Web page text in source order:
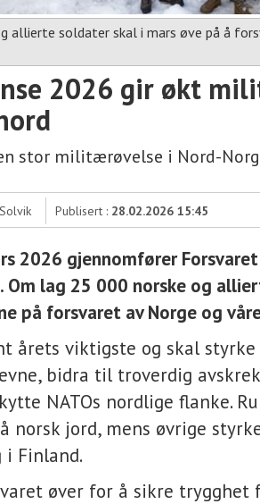
allierte soldater skal i mars øve på å
2026 gir økt
stor militærøvelse i Nord-
Publisert : 28.02.2026 15:45
2026 gjennomfører
Om lag 25 000 norske og
på forsvaret av Norge og
årets viktigste og skal styrke
bidra til troverdig
NATOs nordlige flanke.
norsk jord, mens øvrige
i Finland.
øver for å sikre trygghet